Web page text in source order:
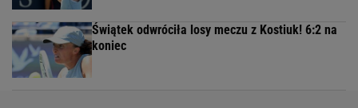
Świątek odwróciła losy meczu z Kostiuk! 6:2 na
koniec